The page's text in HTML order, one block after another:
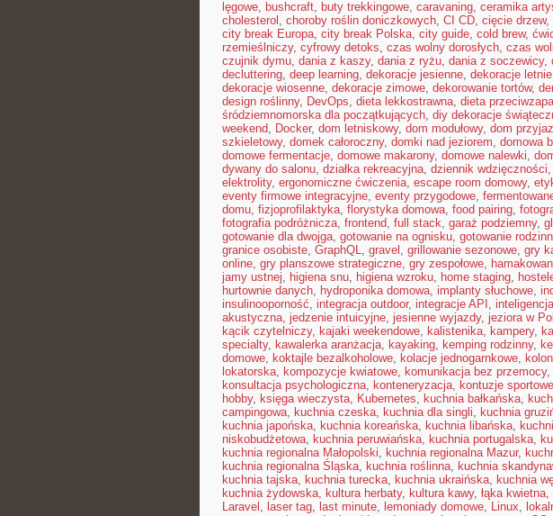
lęgowe, bushcraft, buty trekkingowe, caravaning, ceramika
cholesterol , choroby roślin doniczkowych, CI CD, cięcie drzew,
city break Europa, city break Polska, city guide, cold brew,
rzemieślniczy, cyfrowy detoks, czas wolny dorosłych, czas
czujnik dymu, dania z kaszy, dania z ryżu, dania z soczewicy,
decluttering, deep learning, dekoracje jesienne, dekoracje letnie
dekoracje wiosenne, dekoracje zimowe, dekorowanie tortów,
design roślinny, DevOps, dieta lekkostrawna, dieta
śródziemnomorska dla początkujących, diy dekoracje
weekend, Docker, dom letniskowy, dom modułowy, dom
szkieletowy, domek całoroczny, domki nad jeziorem, domowa
domowe fermentacje, domowe makarony, domowe nalewki,
dywany do salonu, działka rekreacyjna, dziennik wdzięczności,
elektrolity, ergonomiczne ćwiczenia, escape room domowy,
eventy firmowe integracyjne, eventy przygodowe,
domu, fizjoprofilaktyka, florystyka domowa, food pairing,
fotografia podróżnicza, frontend, full stack, garaż podziemny,
gotowanie dla dwojga, gotowanie na ognisku, gotowanie
granice osobiste, GraphQL, gravel , grillowanie sezonowe, gry
online, gry planszowe strategiczne, gry zespołowe,
jamy ustnej, higiena snu, higiena wzroku, home staging,
hurtownie danych, hydroponika domowa, implanty słuchowe,
insulinooporność, integracja outdoor, integracje API ,
akustyczna, jedzenie intuicyjne, jesienne wyjazdy, jeziora w
kącik czytelniczy, kajaki weekendowe, kalistenika, kampery,
specialty, kawalerka aranżacja, kayaking, kemping rodzinny,
domowe, koktajle bezalkoholowe, kolacje jednogarnkowe,
lokatorska, kompozycje kwiatowe, komunikacja bez przemocy,
konsultacja psychologiczna, konteneryzacja, kontuzje sportowe
hobby, księga wieczysta, Kubernetes, kuchnia bałkańska,
campingowa, kuchnia czeska, kuchnia dla singli, kuchnia
kuchnia japońska, kuchnia koreańska, kuchnia libańska,
niskobudżetowa, kuchnia peruwiańska, kuchnia portugalska,
kuchnia regionalna Małopolski, kuchnia regionalna Mazur,
kuchnia regionalna Śląska, kuchnia roślinna, kuchnia
kuchnia tajska, kuchnia turecka, kuchnia ukraińska, kuchnia
kuchnia żydowska, kultura herbaty, kultura kawy, łąka kwietna,
Laravel , laser tag, last minute, lemoniady domowe, Linux,